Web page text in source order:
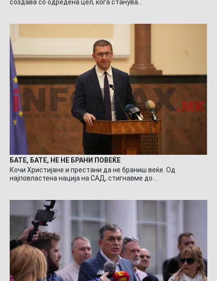
создава со одредена цел, кога станува…
БАТЕ, БАТЕ, НЕ НЕ БРАНИ ПОВЕЌЕ
Кочи Христијане и престани да не браниш веќе. Од
најповластена нација на САД, стигнавме до…